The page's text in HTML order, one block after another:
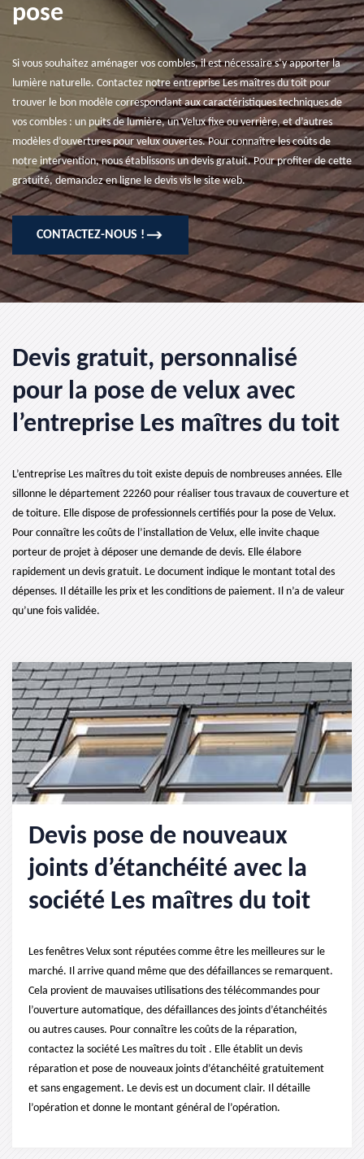
pose
Si vous souhaitez aménager vos combles, il est nécessaire s’y apporter la
lumière naturelle. Contactez notre entreprise Les maîtres du toit pour
trouver le bon modèle correspondant aux caractéristiques techniques de
vos combles : un puits de lumière, un Velux fixe ou verrière, et d’autres
modèles d’ouvertures pour velux ouvertes. Pour connaître les coûts de
notre intervention, nous établissons un devis gratuit. Pour profiter de cette
gratuité, demandez en ligne le devis vis le site web.
CONTACTEZ-NOUS !
Devis gratuit, personnalisé
pour la pose de velux avec
l’entreprise Les maîtres du toit
L’entreprise Les maîtres du toit existe depuis de nombreuses années. Elle
sillonne le département 22260 pour réaliser tous travaux de couverture et
de toiture. Elle dispose de professionnels certifiés pour la pose de Velux.
Pour connaître les coûts de l’installation de Velux, elle invite chaque
porteur de projet à déposer une demande de devis. Elle élabore
rapidement un devis gratuit. Le document indique le montant total des
dépenses. Il détaille les prix et les conditions de paiement. Il n’a de valeur
qu’une fois validée.
Devis pose de nouveaux
joints d’étanchéité avec la
société Les maîtres du toit
Les fenêtres Velux sont réputées comme être les meilleures sur le
marché. Il arrive quand même que des défaillances se remarquent.
Cela provient de mauvaises utilisations des télécommandes pour
l’ouverture automatique, des défaillances des joints d’étanchéités
ou autres causes. Pour connaître les coûts de la réparation,
contactez la société Les maîtres du toit . Elle établit un devis
réparation et pose de nouveaux joints d’étanchéité gratuitement
et sans engagement. Le devis est un document clair. Il détaille
l’opération et donne le montant général de l’opération.